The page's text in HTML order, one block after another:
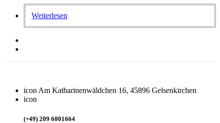
Weiterlesen
icon Am Katharinenwäldchen 16, 45896 Gelsenkirchen
icon
(+49) 209 6001664